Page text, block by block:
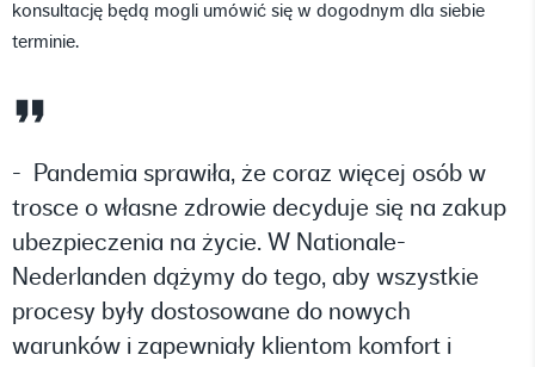
konsultację będą mogli umówić się w dogodnym dla siebie
terminie.
- Pandemia sprawiła, że coraz więcej osób w
trosce o własne zdrowie decyduje się na zakup
ubezpieczenia na życie. W Nationale-
Nederlanden dążymy do tego, aby wszystkie
procesy były dostosowane do nowych
warunków i zapewniały klientom komfort i